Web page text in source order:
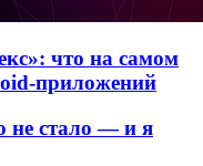
что на самом
приложений
не стало — и я